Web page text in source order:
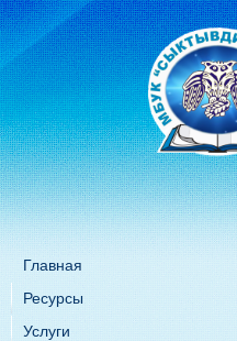
Главная
Ресурсы
Услуги